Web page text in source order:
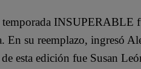
INSUPERABLE
En su reemplazo, ingresó
esta edición fue Susan